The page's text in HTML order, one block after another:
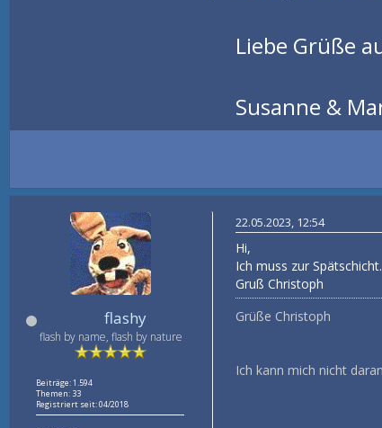
Liebe Grüße
Susanne &
flashy
flash by name, flash by nature
Beiträge: 1.594
Themen: 33
Registriert seit: 04/2018
22.05.2023, 12:54
Hi,
Ich muss zur
Gruß Christoph
Grüße Christoph
Ich kann mich nicht